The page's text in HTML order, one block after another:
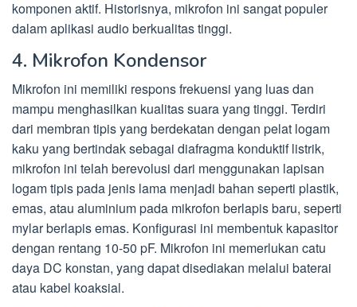
komponen aktif. Historisnya, mikrofon ini sangat populer
dalam aplikasi audio berkualitas tinggi.
4. Mikrofon Kondensor
Mikrofon ini memiliki respons frekuensi yang luas dan
mampu menghasilkan kualitas suara yang tinggi. Terdiri
dari membran tipis yang berdekatan dengan pelat logam
kaku yang bertindak sebagai diafragma konduktif listrik,
mikrofon ini telah berevolusi dari menggunakan lapisan
logam tipis pada jenis lama menjadi bahan seperti plastik,
emas, atau aluminium pada mikrofon berlapis baru, seperti
mylar berlapis emas. Konfigurasi ini membentuk kapasitor
dengan rentang 10-50 pF. Mikrofon ini memerlukan catu
daya DC konstan, yang dapat disediakan melalui baterai
atau kabel koaksial.